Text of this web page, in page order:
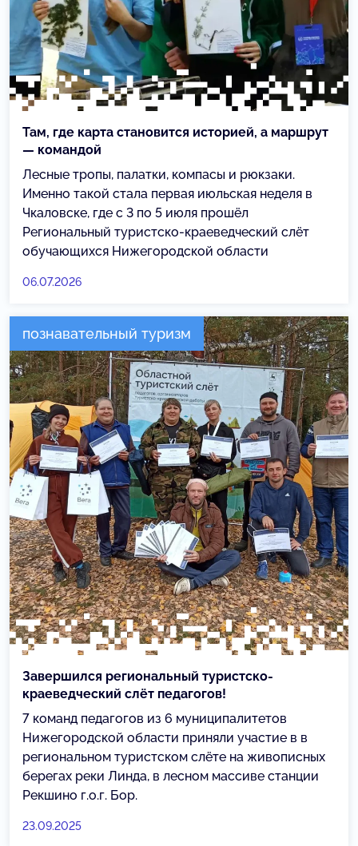
Там, где карта становится историей, а маршрут
— командой
Лесные тропы, палатки, компасы и рюкзаки.
Именно такой стала первая июльская неделя в
Чкаловске, где с 3 по 5 июля прошёл
Региональный туристско-краеведческий слёт
обучающихся Нижегородской области
06.07.2026
познавательный туризм
Завершился региональный туристско-
краеведческий слёт педагогов!
7 команд педагогов из 6 муниципалитетов
Нижегородской области приняли участие в в
региональном туристском слёте на живописных
берегах реки Линда, в лесном массиве станции
Рекшино г.о.г. Бор.
23.09.2025